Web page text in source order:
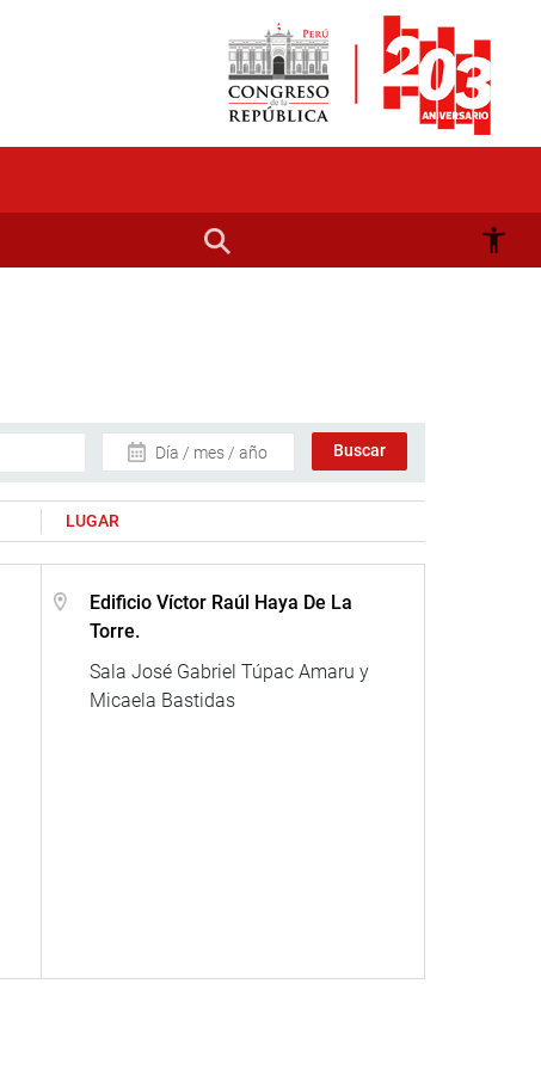
Día / mes / año
LUGAR
Edificio Víctor Raúl Haya De La
Torre.
Sala José Gabriel Túpac Amaru y
Micaela Bastidas